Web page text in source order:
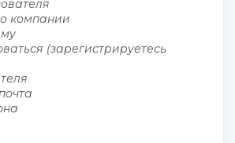
компании
(зарегистрируетесь